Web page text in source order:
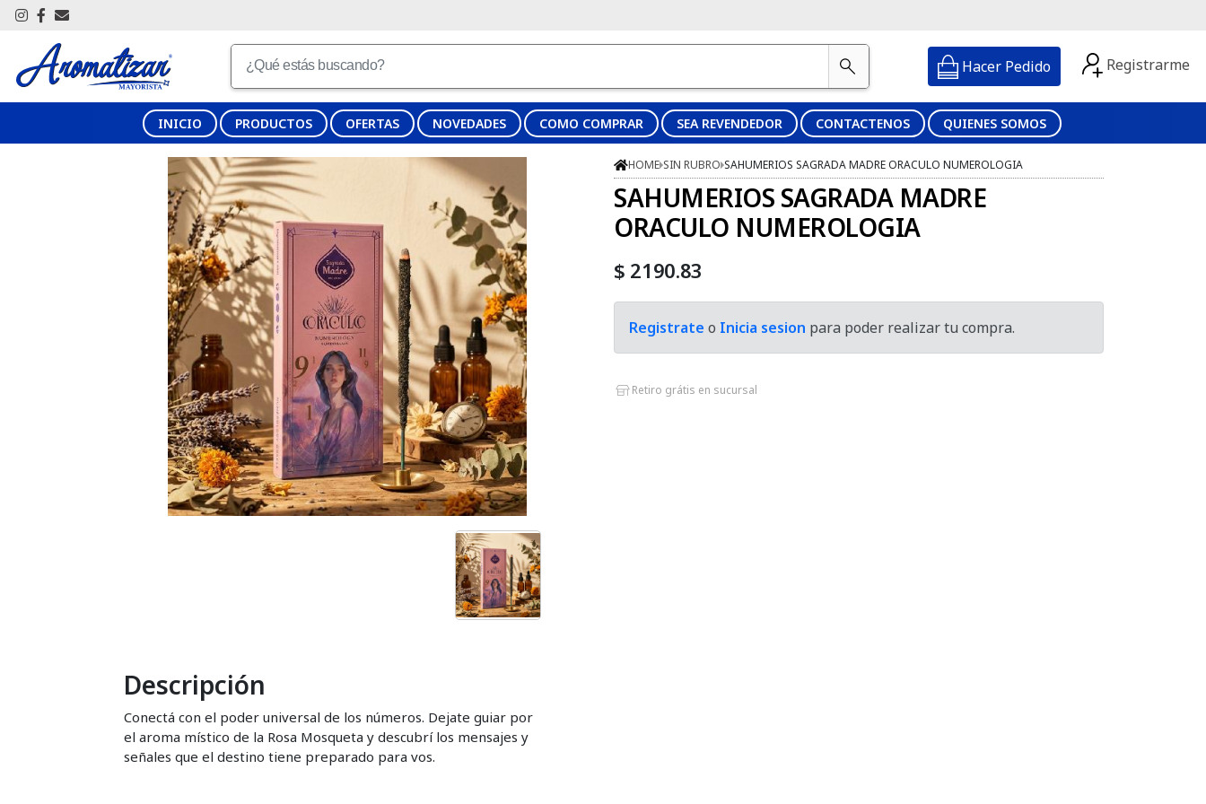
Hacer Pedido Registrarme
INICIO PRODUCTOS OFERTAS NOVEDADES COMO COMPRAR SEA REVENDEDOR CONTACTENOS QUIENES SOMOS
Descripción
Conectá con el poder universal de los números. Dejate guiar por
el aroma místico de la Rosa Mosqueta y descubrí los mensajes y
señales que el destino tiene preparado para vos.
HOME SIN RUBRO SAHUMERIOS SAGRADA MADRE ORACULO NUMEROLOGIA
SAHUMERIOS SAGRADA MADRE
ORACULO NUMEROLOGIA
$ 2190.83
Registrate o Inicia sesion para poder realizar tu compra.
Retiro grátis en sucursal